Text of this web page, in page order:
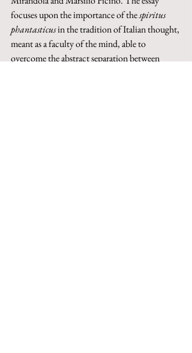
focuses upon the importance of the spiritus
phantasticus in the tradition of Italian thought,
meant as a faculty of the mind, able to
overcome the abstract separation between